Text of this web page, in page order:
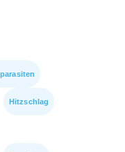
Hitzschlag